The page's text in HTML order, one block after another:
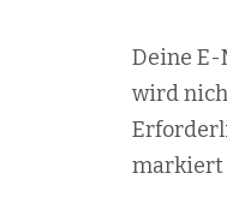
Deine
wird
markiert